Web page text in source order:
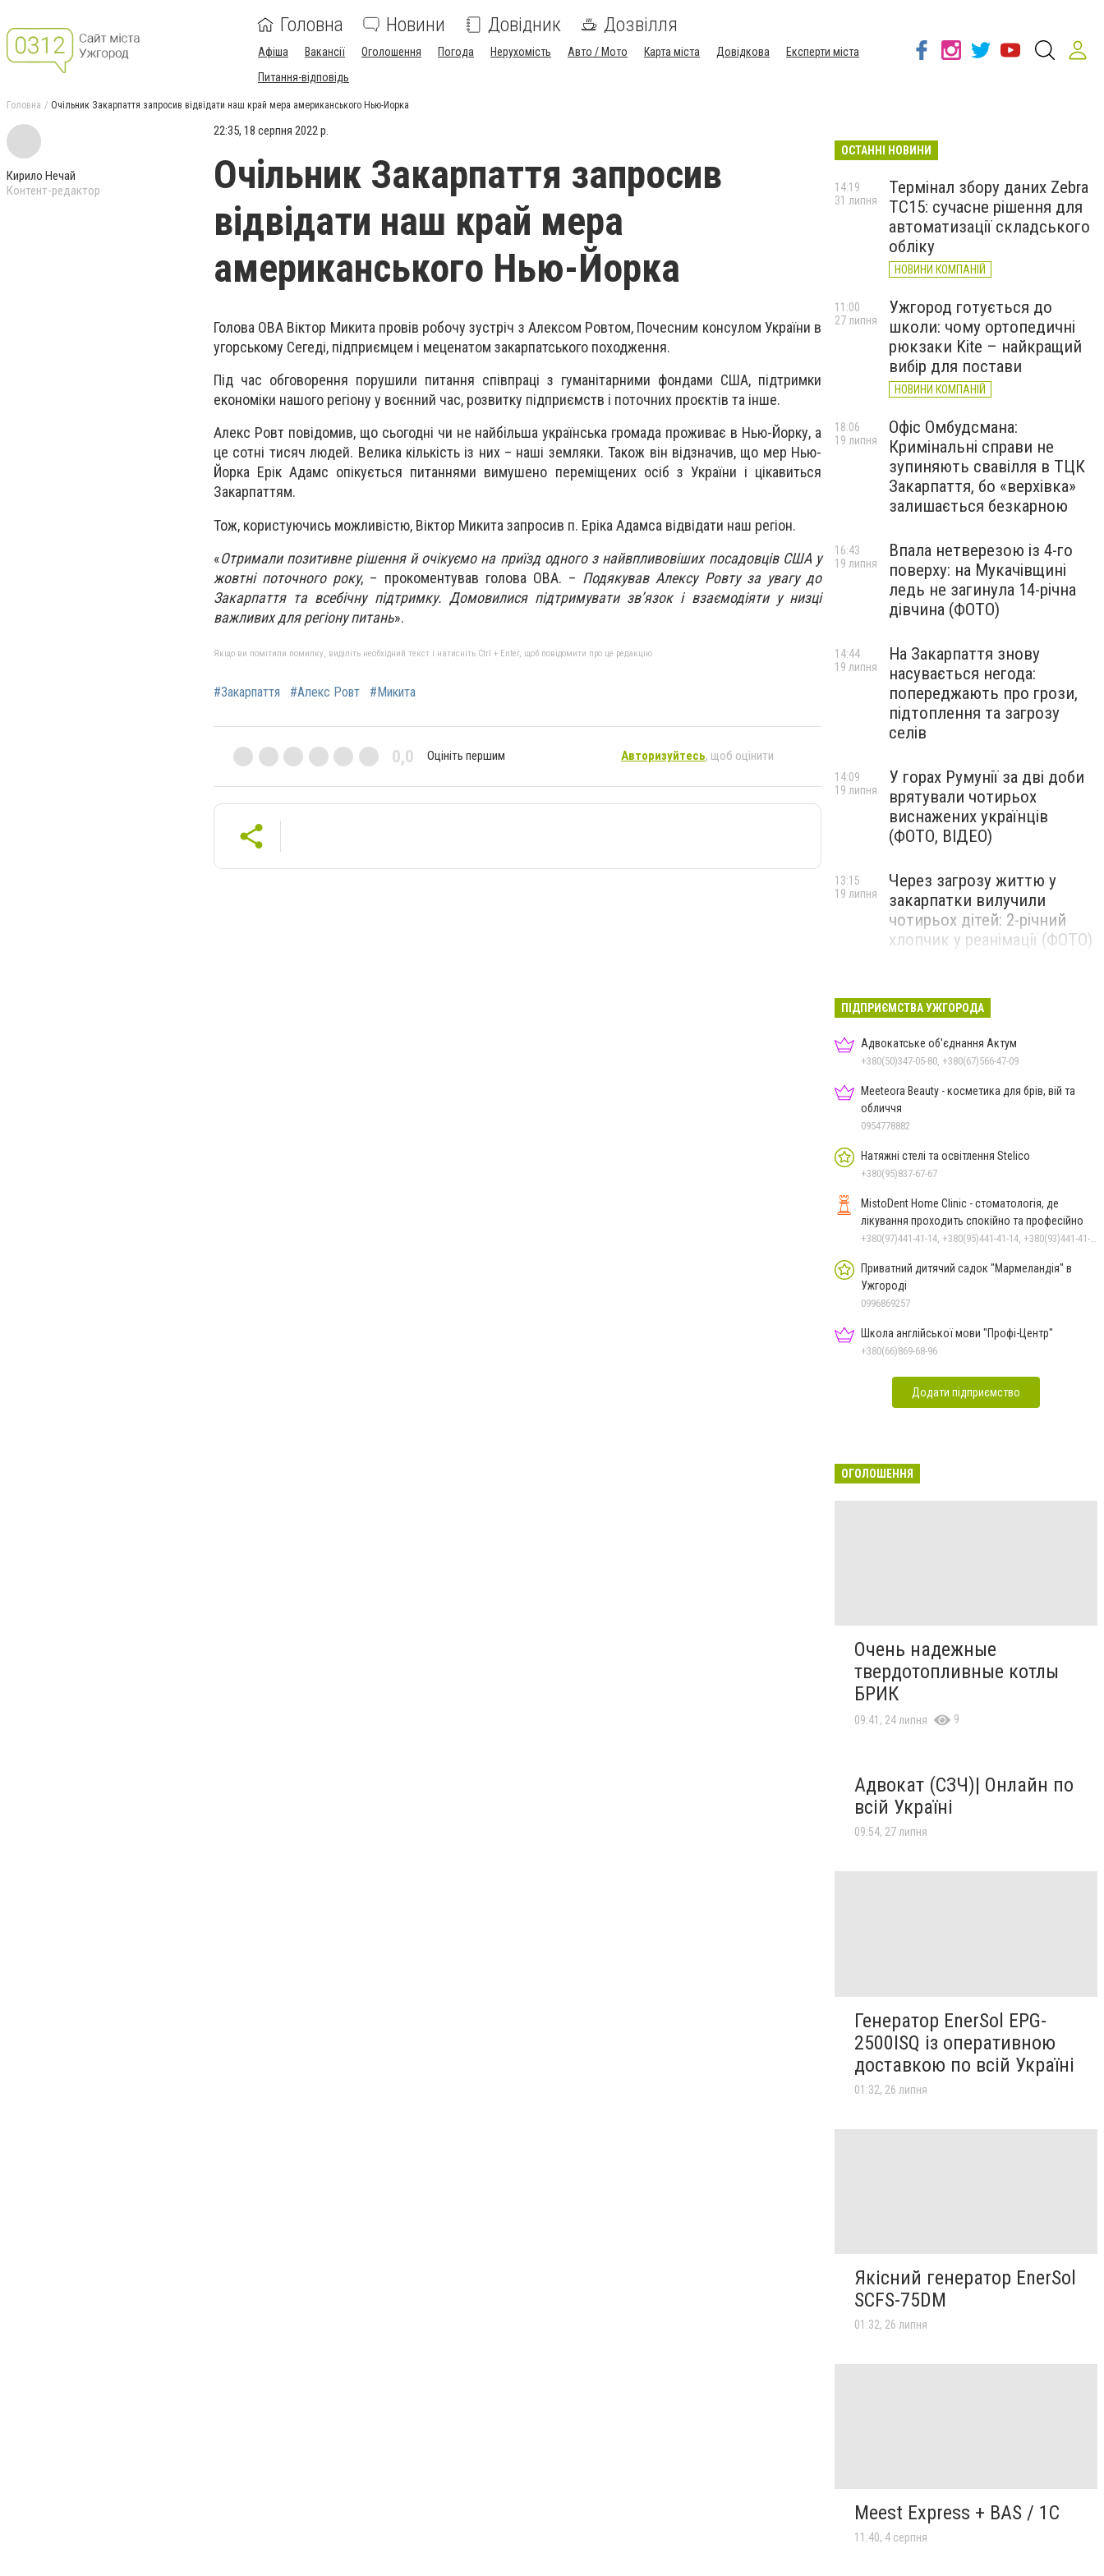
Головна Новини Довідник Дозвілля
Афіша Вакансії Оголошення Погода Нерухомість Авто / Мото Карта міста Довідкова
Експерти міста
Питання-відповідь
Головна Очільник Закарпаття запросив відвідати наш край мера американського Нью-Йорка
Кирило Нечай
Контент-редактор
22:35, 18 серпня 2022 р.
Очільник Закарпаття запросив
відвідати наш край мера
американського Нью-Йорка
Голова ОВА Віктор Микита провів робочу зустріч з Алексом Ровтом, Почесним консулом України в
угорському Сегеді, підприємцем і меценатом закарпатського походження.
Під час обговорення порушили питання співпраці з гуманітарними фондами США, підтримки
економіки нашого регіону у воєнний час, розвитку підприємств і поточних проєктів та інше.
Алекс Ровт повідомив, що сьогодні чи не найбільша українська громада проживає в Нью-Йорку, а
це сотні тисяч людей. Велика кількість із них – наші земляки. Також він відзначив, що мер Нью-
Йорка Ерік Адамс опікується питаннями вимушено переміщених осіб з України і цікавиться
Закарпаттям.
Тож, користуючись можливістю, Віктор Микита запросив п. Еріка Адамса відвідати наш регіон.
«Отримали позитивне рішення й очікуємо на приїзд одного з найвпливовіших посадовців США у
жовтні поточного року, – прокоментував голова ОВА. – Подякував Алексу Ровту за увагу до
Закарпаття та всебічну підтримку. Домовилися підтримувати зв’язок і взаємодіяти у низці
важливих для регіону питань».
Якщо ви помітили помилку, виділіть необхідний текст і натисніть Ctrl + Enter, щоб повідомити про це редакцію
#Закарпаття #Алекс Ровт #Микита
0,0 Оцініть першим Авторизуйтесь, щоб оцінити
ОСТАННІ НОВИНИ
Термінал збору даних Zebra
TC15: сучасне рішення для
автоматизації складського
обліку
НОВИНИ КОМПАНІЙ
14:19
31 липня
Ужгород готується до
школи: чому ортопедичні
рюкзаки Kite – найкращий
вибір для постави
НОВИНИ КОМПАНІЙ
11:00
27 липня
Офіс Омбудсмана:
Кримінальні справи не
зупиняють свавілля в ТЦК
Закарпаття, бо «верхівка»
залишається безкарною
18:06
19 липня
Впала нетверезою із 4-го
поверху: на Мукачівщині
ледь не загинула 14-річна
дівчина (ФОТО)
16:43
19 липня
На Закарпаття знову
насувається негода:
попереджають про грози,
підтоплення та загрозу
селів
14:44
19 липня
У горах Румунії за дві доби
врятували чотирьох
виснажених українців
(ФОТО, ВІДЕО)
14:09
19 липня
Через загрозу життю у
закарпатки вилучили
чотирьох дітей: 2-річний
хлопчик у реанімації (ФОТО)
13:15
19 липня
полеглим захисником
Артемом Ромчаком
19 липня
ПІДПРИЄМСТВА УЖГОРОДА
Адвокатське об'єднання Актум
+380(50)347-05-80, +380(67)566-47-09
Meeteora Beauty - косметика для брів, вій та
обличчя
0954778882
Натяжні стелі та освітлення Stelico
+380(95)837-67-67
MistoDent Home Clinic - стоматологія, де
лікування проходить спокійно та професійно
+380(97)441-41-14, +380(95)441-41-14, +380(93)441-41-14
Приватний дитячий садок "Мармеландія" в
Ужгороді
0996869257
Школа англійської мови "Профі-Центр"
+380(66)869-68-96
Додати підприємство
ОГОЛОШЕННЯ
Очень надежные
твердотопливные котлы
БРИК
09:41, 24 липня 9
Адвокат (СЗЧ)| Онлайн по
всій Україні
09:54, 27 липня
Генератор EnerSol EPG-
2500ISQ із оперативною
доставкою по всій Україні
01:32, 26 липня
Якісний генератор EnerSol
SCFS-75DM
01:32, 26 липня
Meest Express + BAS / 1C
11:40, 4 серпня